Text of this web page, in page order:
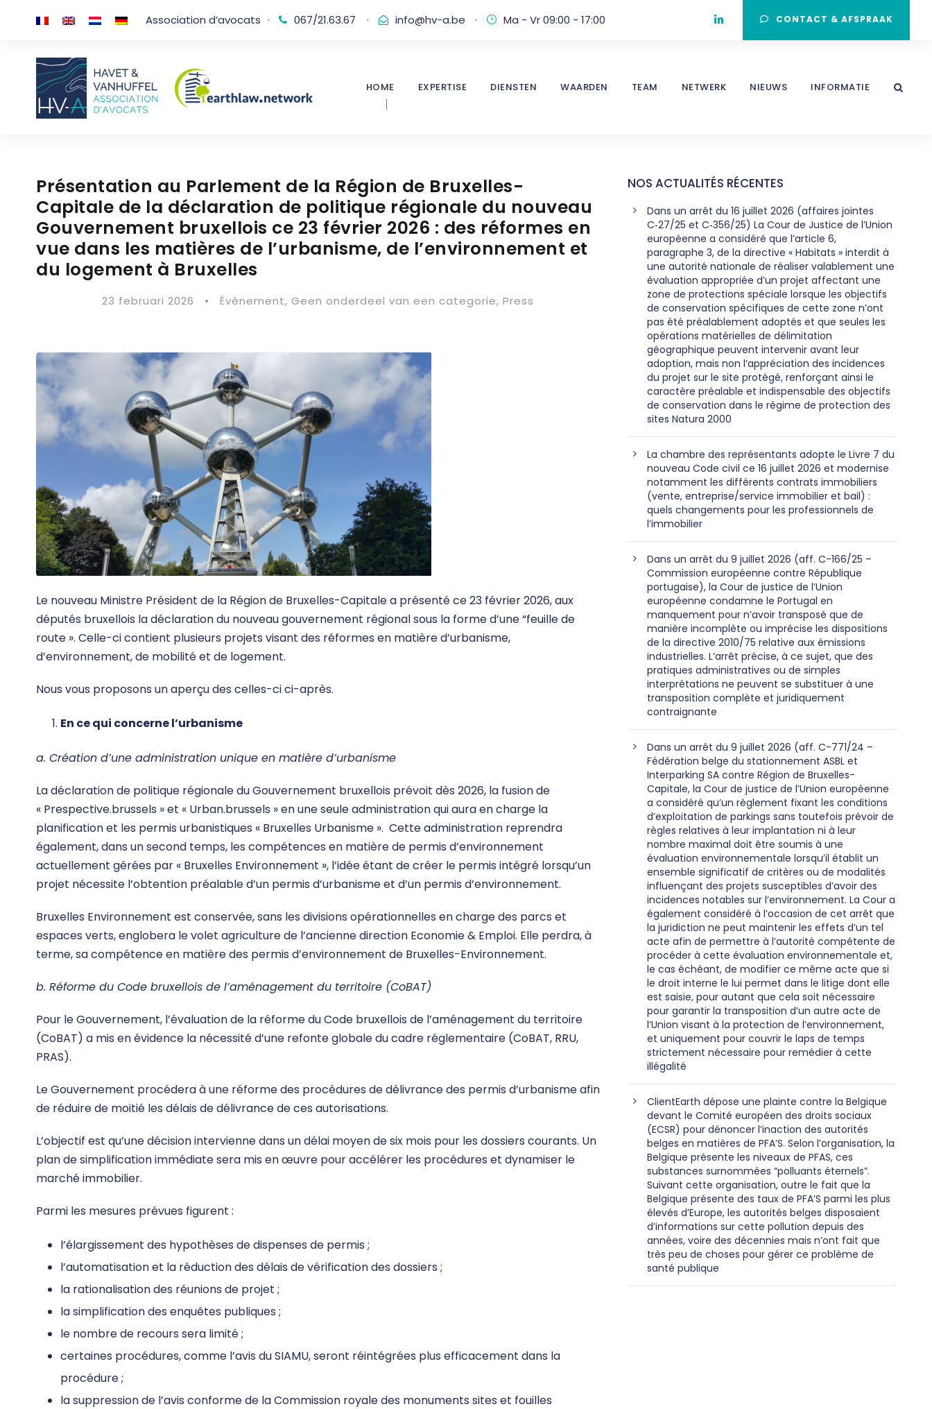
Association d’avocats · 067/21.63.67 · info@hv-a.be · Ma - Vr 09:00 - 17:00 CONTACT & AFSPRAAK
HOME EXPERTISE DIENSTEN WAARDEN TEAM NETWERK NIEUWS INFORMATIE
Présentation au Parlement de la Région de Bruxelles-
Capitale de la déclaration de politique régionale du nouveau
Gouvernement bruxellois ce 23 février 2026 : des réformes en
vue dans les matières de l’urbanisme, de l’environnement et
du logement à Bruxelles
23 februari 2026 • Évènement, Geen onderdeel van een categorie, Press
Le nouveau Ministre Président de la Région de Bruxelles-Capitale a présenté ce 23 février 2026, aux
députés bruxellois la déclaration du nouveau gouvernement régional sous la forme d’une “feuille de
route ». Celle-ci contient plusieurs projets visant des réformes en matière d’urbanisme,
d’environnement, de mobilité et de logement.
Nous vous proposons un aperçu des celles-ci ci-après.
En ce qui concerne l’urbanisme
a. Création d’une administration unique en matière d’urbanisme
La déclaration de politique régionale du Gouvernement bruxellois prévoit dès 2026, la fusion de
« Prespective.brussels » et « Urban.brussels » en une seule administration qui aura en charge la
planification et les permis urbanistiques « Bruxelles Urbanisme ». Cette administration reprendra
également, dans un second temps, les compétences en matière de permis d’environnement
actuellement gérées par « Bruxelles Environnement », l’idée étant de créer le permis intégré lorsqu’un
projet nécessite l’obtention préalable d’un permis d’urbanisme et d’un permis d’environnement.
Bruxelles Environnement est conservée, sans les divisions opérationnelles en charge des parcs et
espaces verts, englobera le volet agriculture de l’ancienne direction Economie & Emploi. Elle perdra, à
terme, sa compétence en matière des permis d’environnement de Bruxelles-Environnement.
b. Réforme du Code bruxellois de l’aménagement du territoire (CoBAT)
Pour le Gouvernement, l’évaluation de la réforme du Code bruxellois de l’aménagement du territoire
(CoBAT) a mis en évidence la nécessité d’une refonte globale du cadre réglementaire (CoBAT, RRU,
PRAS).
Le Gouvernement procédera à une réforme des procédures de délivrance des permis d’urbanisme afin
de réduire de moitié les délais de délivrance de ces autorisations.
L’objectif est qu’une décision intervienne dans un délai moyen de six mois pour les dossiers courants. Un
plan de simplification immédiate sera mis en œuvre pour accélérer les procédures et dynamiser le
marché immobilier.
Parmi les mesures prévues figurent :
l’élargissement des hypothèses de dispenses de permis ;
l’automatisation et la réduction des délais de vérification des dossiers ;
la rationalisation des réunions de projet ;
la simplification des enquêtes publiques ;
le nombre de recours sera limité ;
certaines procédures, comme l’avis du SIAMU, seront réintégrées plus efficacement dans la
procédure ;
la suppression de l’avis conforme de la Commission royale des monuments sites et fouilles
NOS ACTUALITÉS RÉCENTES
Dans un arrêt du 16 juillet 2026 (affaires jointes
C‑27/25 et C‑356/25) La Cour de Justice de l’Union
européenne a considéré que l’article 6,
paragraphe 3, de la directive « Habitats » interdit à
une autorité nationale de réaliser valablement une
évaluation appropriée d’un projet affectant une
zone de protections spéciale lorsque les objectifs
de conservation spécifiques de cette zone n’ont
pas été préalablement adoptés et que seules les
opérations matérielles de délimitation
géographique peuvent intervenir avant leur
adoption, mais non l’appréciation des incidences
du projet sur le site protégé, renforçant ainsi le
caractère préalable et indispensable des objectifs
de conservation dans le régime de protection des
sites Natura 2000
La chambre des représentants adopte le Livre 7 du
nouveau Code civil ce 16 juillet 2026 et modernise
notamment les différents contrats immobiliers
(vente, entreprise/service immobilier et bail) :
quels changements pour les professionnels de
l’immobilier
Dans un arrêt du 9 juillet 2026 (aff. C-166/25 –
Commission européenne contre République
portugaise), la Cour de justice de l’Union
européenne condamne le Portugal en
manquement pour n’avoir transposé que de
manière incomplète ou imprécise les dispositions
de la directive 2010/75 relative aux émissions
industrielles. L’arrêt précise, à ce sujet, que des
pratiques administratives ou de simples
interprétations ne peuvent se substituer à une
transposition complète et juridiquement
contraignante
Dans un arrêt du 9 juillet 2026 (aff. C-771/24 –
Fédération belge du stationnement ASBL et
Interparking SA contre Région de Bruxelles-
Capitale, la Cour de justice de l’Union européenne
a considéré qu’un règlement fixant les conditions
d’exploitation de parkings sans toutefois prévoir de
règles relatives à leur implantation ni à leur
nombre maximal doit être soumis à une
évaluation environnementale lorsqu’il établit un
ensemble significatif de critères ou de modalités
influençant des projets susceptibles d’avoir des
incidences notables sur l’environnement. La Cour a
également considéré à l’occasion de cet arrêt que
la juridiction ne peut maintenir les effets d’un tel
acte afin de permettre à l’autorité compétente de
procéder à cette évaluation environnementale et,
le cas échéant, de modifier ce même acte que si
le droit interne le lui permet dans le litige dont elle
est saisie, pour autant que cela soit nécessaire
pour garantir la transposition d’un autre acte de
l’Union visant à la protection de l’environnement,
et uniquement pour couvrir le laps de temps
strictement nécessaire pour remédier à cette
illégalité
ClientEarth dépose une plainte contre la Belgique
devant le Comité européen des droits sociaux
(ECSR) pour dénoncer l’inaction des autorités
belges en matières de PFA’S. Selon l’organisation, la
Belgique présente les niveaux de PFAS, ces
substances surnommées “polluants éternels”.
Suivant cette organisation, outre le fait que la
Belgique présente des taux de PFA’S parmi les plus
élevés d’Europe, les autorités belges disposaient
d’informations sur cette pollution depuis des
années, voire des décennies mais n’ont fait que
très peu de choses pour gérer ce problème de
santé publique